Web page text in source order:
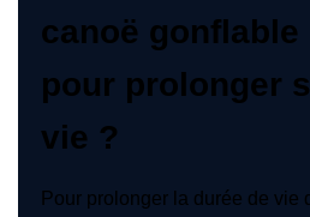
canoë gonflable
pour prolonger
vie ?
Pour prolonger la durée de vie